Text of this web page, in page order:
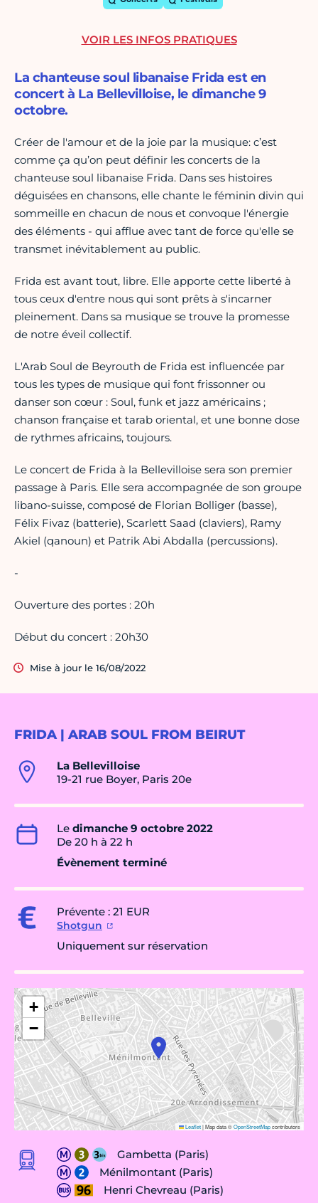
FRIDA | ARAB SOUL FROM BEIRUT
La Bellevilloise
19-21 rue Boyer, Paris 20e
Le dimanche 9 octobre 2022
De 20 h à 22 h
Évènement terminé
Prévente : 21 EUR
Shotgun
Uniquement sur réservation
+
−
Leaflet|Map data ©OpenStreetMapcontributors
Gambetta (Paris)
Ménilmontant (Paris)
Henri Chevreau (Paris)
La chanteuse soul libanaise Frida est en
concert à La Bellevilloise, le dimanche 9
octobre.
Créer de l'amour et de la joie par la musique: c’est
comme ça qu’on peut définir les concerts de la
chanteuse soul libanaise Frida. Dans ses histoires
déguisées en chansons, elle chante le féminin divin qui
sommeille en chacun de nous et convoque l'énergie
des éléments - qui afflue avec tant de force qu'elle se
transmet inévitablement au public.
Frida est avant tout, libre. Elle apporte cette liberté à
tous ceux d'entre nous qui sont prêts à s'incarner
pleinement. Dans sa musique se trouve la promesse
de notre éveil collectif.
L'Arab Soul de Beyrouth de Frida est influencée par
tous les types de musique qui font frissonner ou
danser son cœur : Soul, funk et jazz américains ;
chanson française et tarab oriental, et une bonne dose
de rythmes africains, toujours.
Le concert de Frida à la Bellevilloise sera son premier
passage à Paris. Elle sera accompagnée de son groupe
libano-suisse, composé de Florian Bolliger (basse),
Félix Fivaz (batterie), Scarlett Saad (claviers), Ramy
Akiel (qanoun) et Patrik Abi Abdalla (percussions).
-
Ouverture des portes : 20h
Début du concert : 20h30
Mise à jour le 16/08/2022
VOIR LES INFOS PRATIQUES